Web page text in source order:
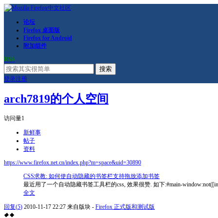
论坛
Firefox 桌面版
Firefox for Android
附加组件
RSS
搜索
登录注册
arch7819的个人空间
访问量1
新鲜事
帖子
资料
https://www.firefox.net.cn/index.php?m=space&uid=30890
CSS求教: 如何使自动隐藏的书签栏支持拖放添加书签
最近用了一个自动隐藏书签工具栏的css, 效果很赞. 如下:#main-
全文
回复(5) 2010-11-17 22:27 来自版块 - Firefox 正式版和测试版
◆ ◆